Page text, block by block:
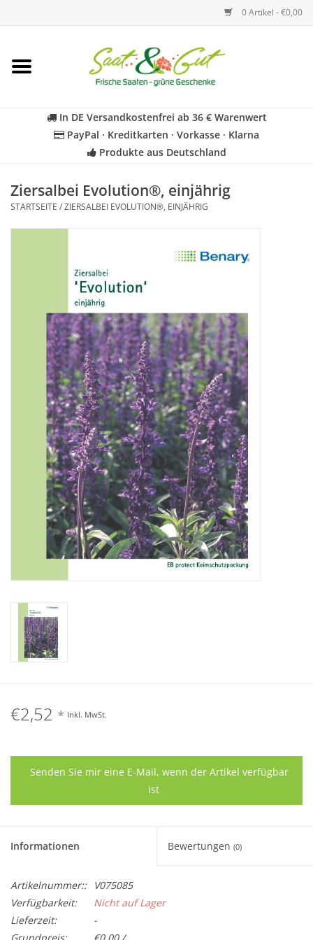
0 Artikel - €0,00
Startseite
Kräuter
Geschenkideen
In DE Versandkostenfrei ab 36 € Warenwert
PayPal · Kreditkarten · Vorkasse · Klarna
Produkte aus Deutschland
Ziersalbei Evolution®, einjährig
STARTSEITE /ZIERSALBEI EVOLUTION®, EINJÄHRIG
€2,52 * Inkl. MwSt.
Senden Sie mir eine E-Mail, wenn der Artikel verfügbar
ist
Informationen Bewertungen (0)
Artikelnummer::
V075085
Verfügbarkeit:
Nicht auf Lager
Lieferzeit:
-